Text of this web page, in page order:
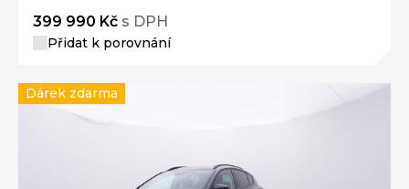
399 990 Kč s DPH
Přidat k porovnání
Dárek zdarma